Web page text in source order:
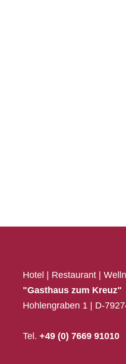
Hotel |
"Gasthaus zum Kreuz"
Hohlengraben 1 | D-
Tel. +49 (0) 7669 91010